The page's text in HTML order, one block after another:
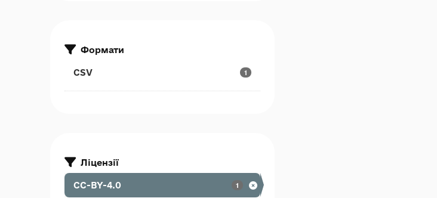
Формати
CSV 1
Ліцензії
CC-BY-4.0 1